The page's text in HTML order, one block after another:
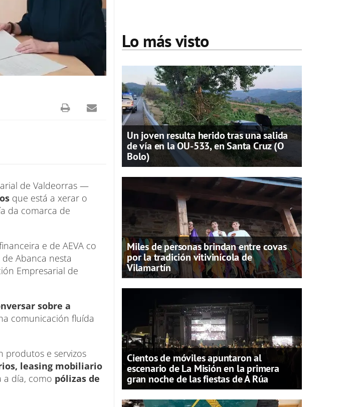
de Valdeorras —
que está a xerar o
da comarca de
e de AEVA co
Abanca nesta
Empresarial de
sobre a
comunicación fluída
produtos e servizos
leasing mobiliario
a día, como pólizas de
Lo más visto
Un joven resulta herido tras una salida
de vía en la OU-533, en Santa Cruz (O
Bolo)
Miles de personas brindan entre covas
por la tradición vitivinícola de
Vilamartín
Cientos de móviles apuntaron al
escenario de La Misión en la primera
gran noche de las fiestas de A Rúa